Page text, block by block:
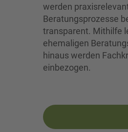
werden
Beratungsprozesse
transparent. Mithilfe
ehemaligen
hinaus werden
einbezogen.